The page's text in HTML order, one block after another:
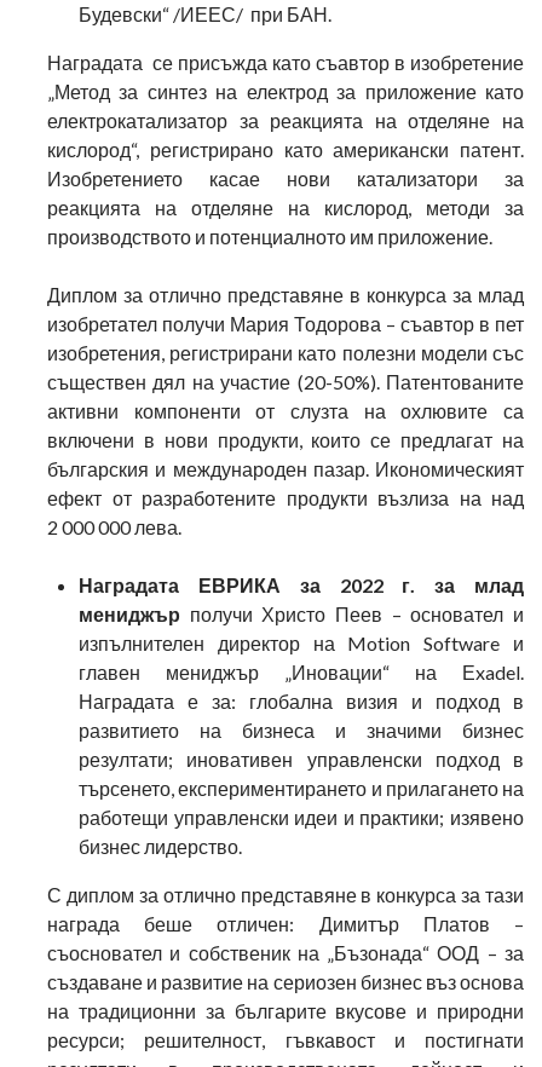
Будевски“ /ИЕЕС/ при БАН.
Наградата се присъжда като съавтор в изобретение
„Метод за синтез на електрод за приложение като
електрокатализатор за реакцията на отделяне на
кислород“, регистрирано като американски патент.
Изобретението касае нови катализатори за
реакцията на отделяне на кислород, методи за
производството и потенциалното им приложение.
Диплом за отлично представяне в конкурса за млад
изобретател получи Мария Тодорова – съавтор в пет
изобретения, регистрирани като полезни модели със
съществен дял на участие (20-50%). Патентованите
активни компоненти от слузта на охлювите са
включени в нови продукти, които се предлагат на
българския и международен пазар. Икономическият
ефект от разработените продукти възлиза на над
2 000 000 лева.
Наградата ЕВРИКА за 2022 г. за млад
мениджър получи Христо Пеев – основател и
изпълнителен директор на Motion Software и
главен мениджър „Иновации“ на Еxadel.
Наградата е за: глобална визия и подход в
развитието на бизнеса и значими бизнес
резултати; иновативен управленски подход в
търсенето, експериментирането и прилагането на
работещи управленски идеи и практики; изявено
бизнес лидерство.
С диплом за отлично представяне в конкурса за тази
награда беше отличен: Димитър Платов –
съосновател и собственик на „Бъзонада“ ООД – за
създаване и развитие на сериозен бизнес въз основа
на традиционни за българите вкусове и природни
ресурси; решителност, гъвкавост и постигнати